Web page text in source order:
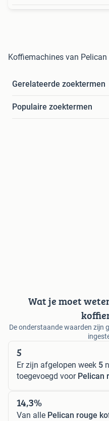
Koffiemachines van Pelican
Gerelateerde zoektermen
Populaire zoektermen
Wat je moet
De onderstaande waarden zijn
5
Er zijn afgelopen week 5
toegevoegd voor Pelican
14,3%
Van alle Pelican rouge